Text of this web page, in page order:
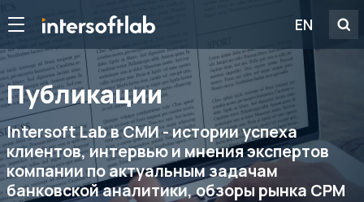
EN
Публикации
Intersoft Lab в СМИ - истории успеха
клиентов, интервью и мнения экспертов
компании по актуальным задачам
банковской аналитики, обзоры рынка CPM